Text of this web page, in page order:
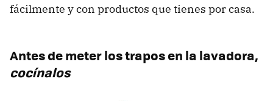
fácilmente y con productos que tienes por casa.
Antes de meter los trapos en la lavadora,
cocínalos